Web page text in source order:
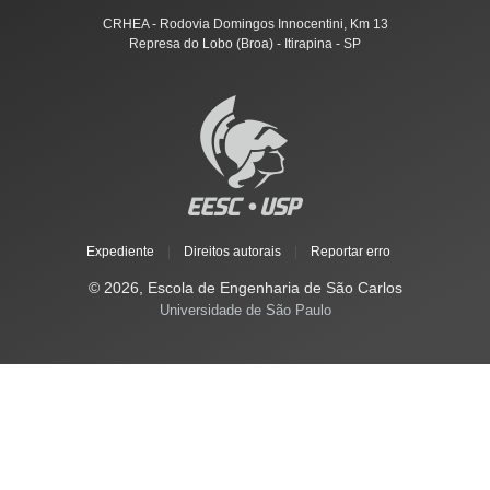
CRHEA - Rodovia Domingos Innocentini, Km 13
Represa do Lobo (Broa) - Itirapina - SP
Expediente Direitos autorais Reportar erro
© 2026, Escola de Engenharia de São Carlos
Universidade de São Paulo